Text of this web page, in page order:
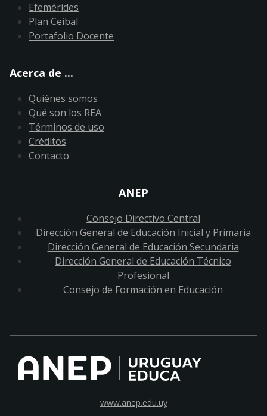
Efemérides
Plan Ceibal
Portafolio Docente
Acerca de ...
Quiénes somos
Qué son los REA
Términos de uso
Créditos
Contacto
ANEP
Consejo Directivo Central
Dirección General de Educación Inicial y Primaria
Dirección General de Educación Secundaria
Dirección General de Educación Técnico
Profesional
Consejo de Formación en Educación
www.anep.edu.uy